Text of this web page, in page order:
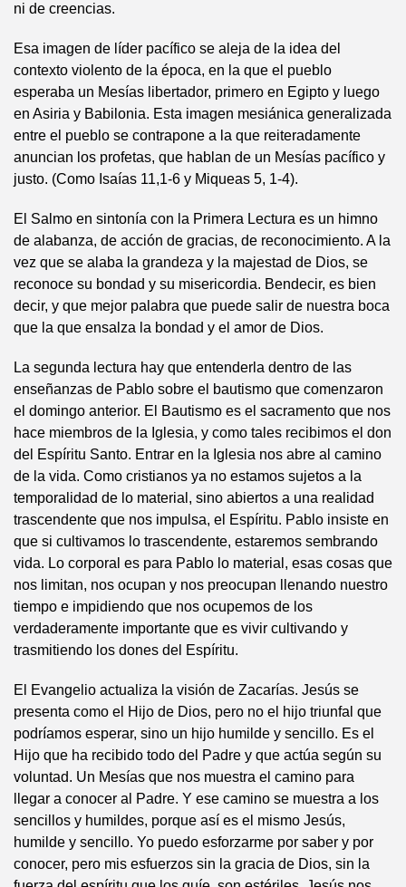
ni de creencias.
Esa imagen de líder pacífico se aleja de la idea del
contexto violento de la época, en la que el pueblo
esperaba un Mesías libertador, primero en Egipto y luego
en Asiria y Babilonia. Esta imagen mesiánica generalizada
entre el pueblo se contrapone a la que reiteradamente
anuncian los profetas, que hablan de un Mesías pacífico y
justo. (Como Isaías 11,1-6 y Miqueas 5, 1-4).
El Salmo en sintonía con la Primera Lectura es un himno
de alabanza, de acción de gracias, de reconocimiento. A la
vez que se alaba la grandeza y la majestad de Dios, se
reconoce su bondad y su misericordia. Bendecir, es bien
decir, y que mejor palabra que puede salir de nuestra boca
que la que ensalza la bondad y el amor de Dios.
La segunda lectura hay que entenderla dentro de las
enseñanzas de Pablo sobre el bautismo que comenzaron
el domingo anterior. El Bautismo es el sacramento que nos
hace miembros de la Iglesia, y como tales recibimos el don
del Espíritu Santo. Entrar en la Iglesia nos abre al camino
de la vida. Como cristianos ya no estamos sujetos a la
temporalidad de lo material, sino abiertos a una realidad
trascendente que nos impulsa, el Espíritu. Pablo insiste en
que si cultivamos lo trascendente, estaremos sembrando
vida. Lo corporal es para Pablo lo material, esas cosas que
nos limitan, nos ocupan y nos preocupan llenando nuestro
tiempo e impidiendo que nos ocupemos de los
verdaderamente importante que es vivir cultivando y
trasmitiendo los dones del Espíritu.
El Evangelio actualiza la visión de Zacarías. Jesús se
presenta como el Hijo de Dios, pero no el hijo triunfal que
podríamos esperar, sino un hijo humilde y sencillo. Es el
Hijo que ha recibido todo del Padre y que actúa según su
voluntad. Un Mesías que nos muestra el camino para
llegar a conocer al Padre. Y ese camino se muestra a los
sencillos y humildes, porque así es el mismo Jesús,
humilde y sencillo. Yo puedo esforzarme por saber y por
conocer, pero mis esfuerzos sin la gracia de Dios, sin la